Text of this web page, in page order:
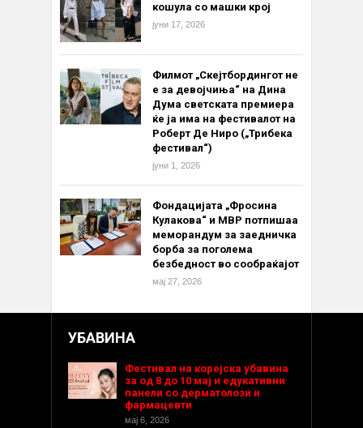
кошула со машки крој
јуни 17, 2026
Филмот „Скејтбордингот не
е за девојчиња“ на Дина
Дума светската премиера
ќе ја има на фестивалот на
Роберт Де Ниро („Трибека
фестивал“)
јуни 1, 2026
Фондацијата „Фросина
Кулакова“ и МВР потпишаа
меморандум за заедничка
борба за поголема
безбедност во сообраќајот
мај 27, 2026
УБАВИНА
Фестивал на корејска убавина
за од 8 до 10 мај и едукативни
панели со дерматолози и
фармацевти
мај 6, 2026